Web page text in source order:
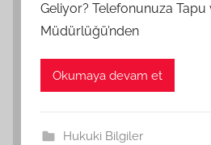
Geliyor? Telefonunuza
Müdürlüğü’nden
Okumaya devam et
Hukuki Bilgiler